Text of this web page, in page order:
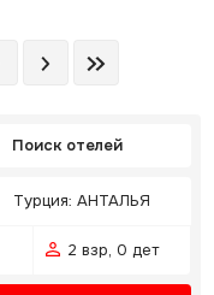
Поиск отелей
Турция: АНТАЛЬЯ
2 взр, 0 дет